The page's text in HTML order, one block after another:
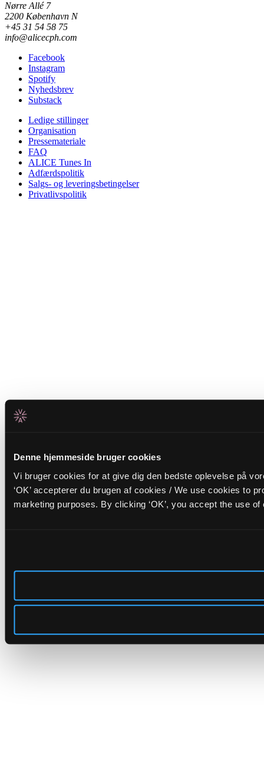
Denne hjemmeside bruger cookies
Vi bruger cookies for at give dig den bedste oplevelse på
‘OK’ accepterer du brugen af cookies / We use cookies to
marketing purposes. By clicking ‘OK’, you accept the use of
Nørre Allé 7
2200 København N
+45 31 54 58 75
info@alicecph.com
Facebook
Instagram
Spotify
Nyhedsbrev
Substack
Ledige stillinger
Organisation
Pressemateriale
FAQ
ALICE Tunes In
Adfærdspolitik
Salgs- og leveringsbetingelser
Privatlivspolitik